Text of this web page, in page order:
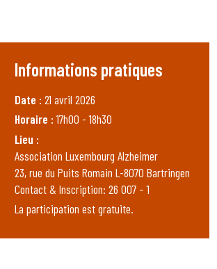
Informations pratiques
Date : 21 avril 2026
Horaire :17h00 - 18h30
Lieu :
Association Luxembourg Alzheimer
23, rue du Puits Romain L-8070 Bartringen
Contact & Inscription: 26 007 – 1
La participation est gratuite.